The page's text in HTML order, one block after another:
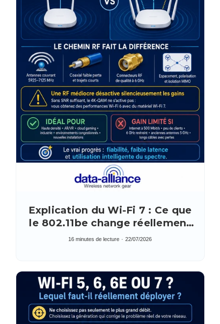
Explication du Wi-Fi 7 : Ce que
le 802.11be change réellement
— et ce qu'il exige de votre
16 minutes de lecture 22/07/2026